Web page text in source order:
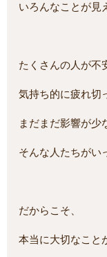
いろんなことが見
たくさんの人が不
気持ち的に疲れ切
まだまだ影響が少
そんな人たちがい
だからこそ、
本当に大切なこと